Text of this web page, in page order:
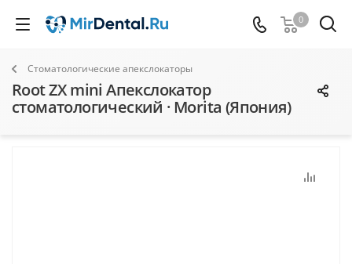
0
Стоматологические апекслокаторы
Root ZX mini Апекслокатор
стоматологический · Morita (Япония)